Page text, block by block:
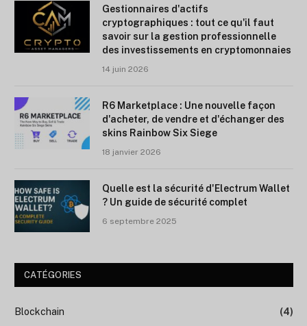
Gestionnaires d'actifs
cryptographiques : tout ce qu'il faut
savoir sur la gestion professionnelle
des investissements en cryptomonnaies
14 juin 2026
R6 Marketplace : Une nouvelle façon
d'acheter, de vendre et d'échanger des
skins Rainbow Six Siege
18 janvier 2026
Quelle est la sécurité d'Electrum Wallet
? Un guide de sécurité complet
6 septembre 2025
CATÉGORIES
Blockchain
(4)